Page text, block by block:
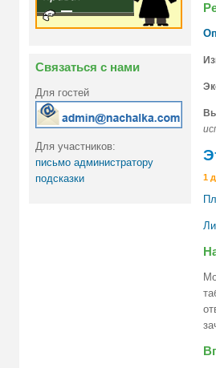
Связаться с нами
Для гостей
Для участников:
письмо администратору
подсказки
1